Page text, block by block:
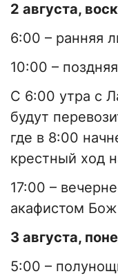
2 августа,
6:00 – ранняя
10:00 –
С 6:00 утра с
будут
где в 8:00
крестный ход
17:00 –
акафистом
3 августа,
5:00 –